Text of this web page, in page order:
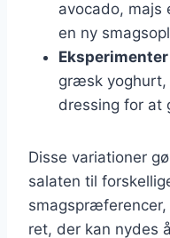
avocado, majs
en ny
græsk yoghurt,
dressing for at
Disse variationer
salaten til
ret, der kan nydes